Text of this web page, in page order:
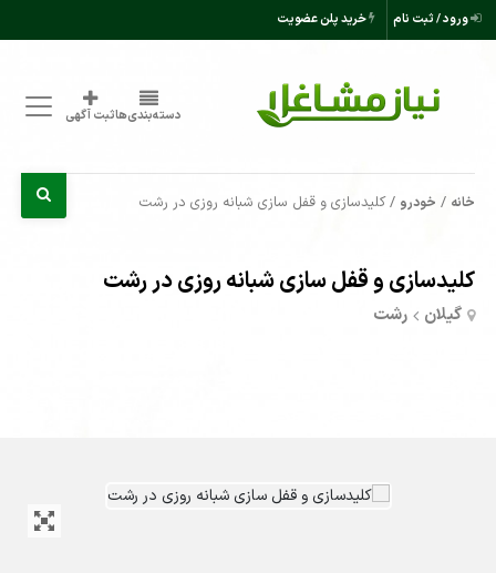
ورود / ثبت نام خرید پلن عضویت
دسته‌بندی‌هاثبت آگهی
خانه / خودرو / کلیدسازی و قفل سازی شبانه روزی در رشت
کلیدسازی و قفل سازی شبانه روزی در رشت
گیلان رشت